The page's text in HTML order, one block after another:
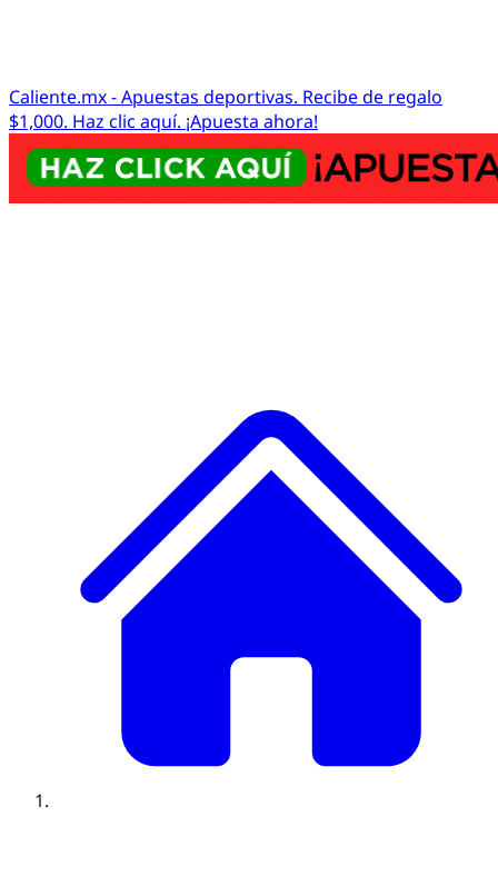
Caliente.mx - Apuestas deportivas. Recibe de regalo
$1,000. Haz clic aquí. ¡Apuesta ahora!